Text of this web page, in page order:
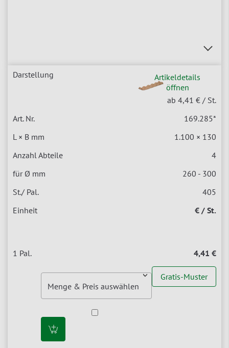
Artikeldetails
öffnen
ab 4,41 € / St.
169.285*
1.100 × 130
4
260 - 300
405
€ / St.
4,41 €
Gratis-Muster